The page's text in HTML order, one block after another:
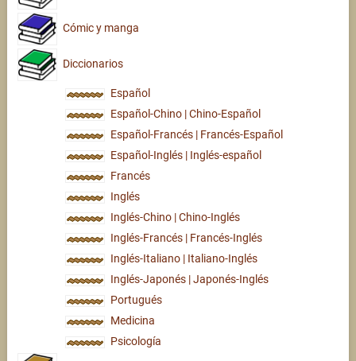
Cómic y manga
Diccionarios
Español
Español-Chino | Chino-Español
Español-Francés | Francés-Español
Español-Inglés | Inglés-español
Francés
Inglés
Inglés-Chino | Chino-Inglés
Inglés-Francés | Francés-Inglés
Inglés-Italiano | Italiano-Inglés
Inglés-Japonés | Japonés-Inglés
Portugués
Medicina
Psicología